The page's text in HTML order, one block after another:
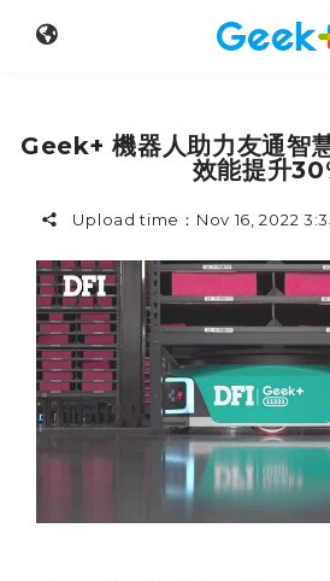
Geek+ 機器人助力友通智
效能提升
Upload time： Nov 16, 2022